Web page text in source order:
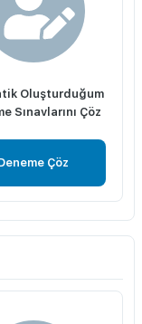
Oluşturduğum
Sınavlarını Çöz
Çöz